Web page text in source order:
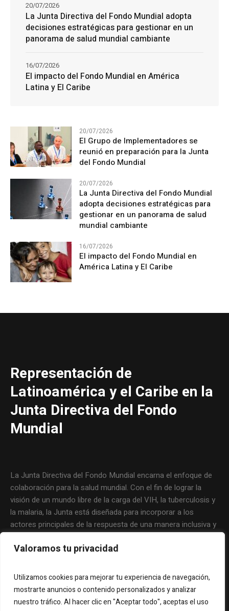
Valoramos tu privacidad
Utilizamos cookies para mejorar tu experiencia de navegación,
mostrarte anuncios o contenido personalizados y analizar
nuestro tráfico. Al hacer clic en "Aceptar todo", aceptas el uso
La Junta Directiva del Fondo Mundial adopta
decisiones estratégicas para gestionar en un
panorama de salud mundial cambiante
20/07/2026
El impacto del Fondo Mundial en América
Latina y El Caribe
16/07/2026
20/07/2026
El Grupo de Implementadores se
reunió en preparación para la Junta
del Fondo Mundial
20/07/2026
La Junta Directiva del Fondo Mundial
adopta decisiones estratégicas para
gestionar en un panorama de salud
mundial cambiante
16/07/2026
El impacto del Fondo Mundial en
América Latina y El Caribe
Representación de
Latinoamérica y el Caribe en la
Junta Directiva del Fondo
Mundial
La Junta Directiva del Fondo Mundial encarna el enfoque de
colaboración para la salud mundial. Con el fin de lograr la
visión de un mundo libre de la carga del VIH, la tuberculosis y
la malaria, la Junta está diseñada para incorporar a los
actores principales de la respuesta de una manera inclusiva y
cotidiano de la Junta abarcan la responsabilidad compartida y